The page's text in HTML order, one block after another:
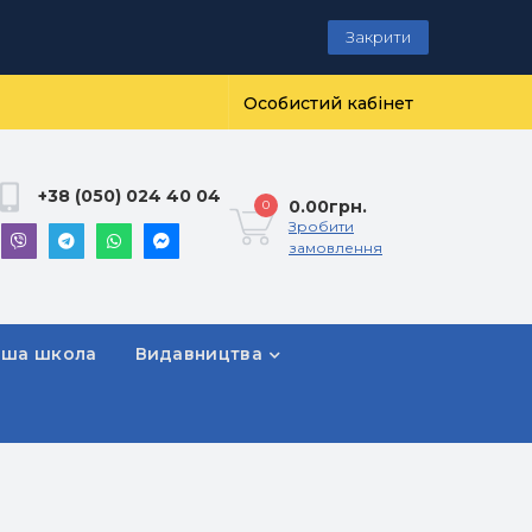
Закрити
Особистий кабінет
+38 (050) 024 40 04 0 0.00грн.
Зробити
замовлення
школа Видавництва